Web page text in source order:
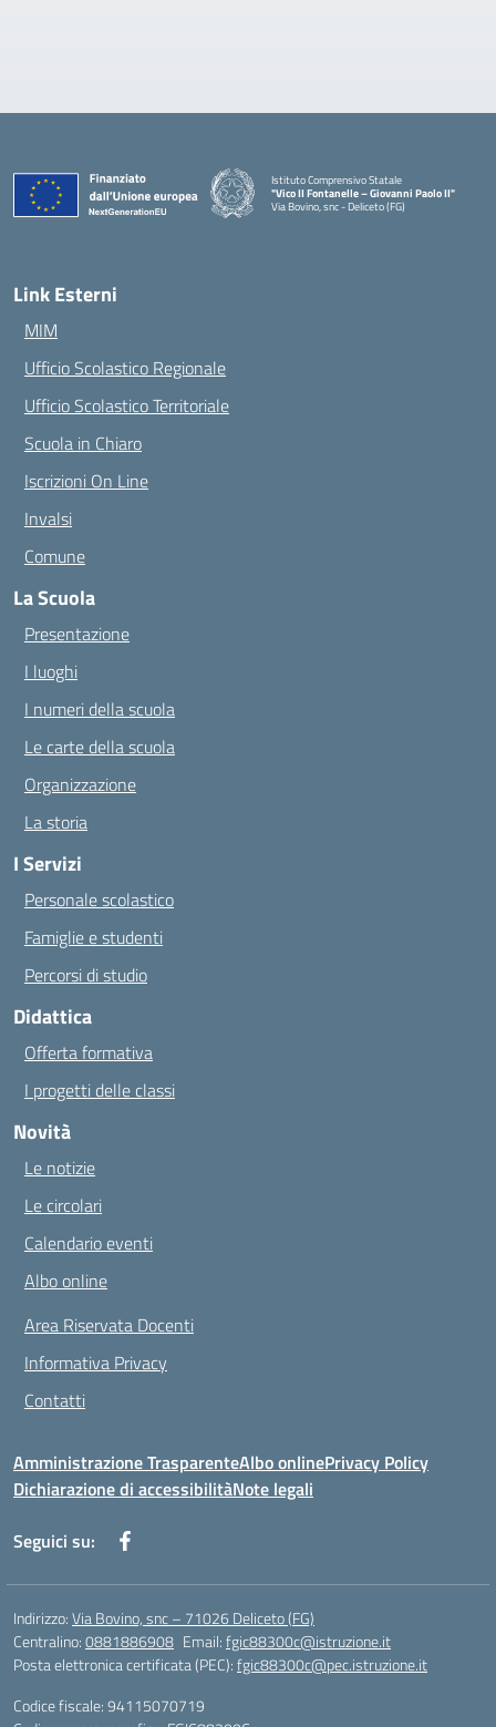
Istituto Comprensivo Statale
"Vico II Fontanelle – Giovanni Paolo II"
Via Bovino, snc - Deliceto (FG)
Link Esterni
MIM
Ufficio Scolastico Regionale
Ufficio Scolastico Territoriale
Scuola in Chiaro
Iscrizioni On Line
Invalsi
Comune
La Scuola
Presentazione
I luoghi
I numeri della scuola
Le carte della scuola
Organizzazione
La storia
I Servizi
Personale scolastico
Famiglie e studenti
Percorsi di studio
Didattica
Offerta formativa
I progetti delle classi
Novità
Le notizie
Le circolari
Calendario eventi
Albo online
Area Riservata Docenti
Informativa Privacy
Contatti
Amministrazione TrasparenteAlbo onlinePrivacy Policy
Dichiarazione di accessibilitàNote legali
Seguici su:
Indirizzo:Via Bovino, snc – 71026 Deliceto (FG)
Centralino:0881886908 Email:fgic88300c@istruzione.it
Posta elettronica certificata (PEC):fgic88300c@pec.istruzione.it
Codice fiscale: 94115070719